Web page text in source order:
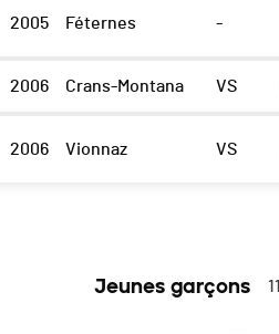
2005 Féternes -
2006 Crans-Montana VS
2006 Vionnaz VS
Jeunes garçons 11